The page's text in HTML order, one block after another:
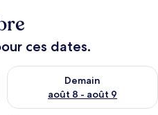
ces dates.
août 7 - août 8
Demain
août 8 - août 9
Vérifier la disponibilité pour